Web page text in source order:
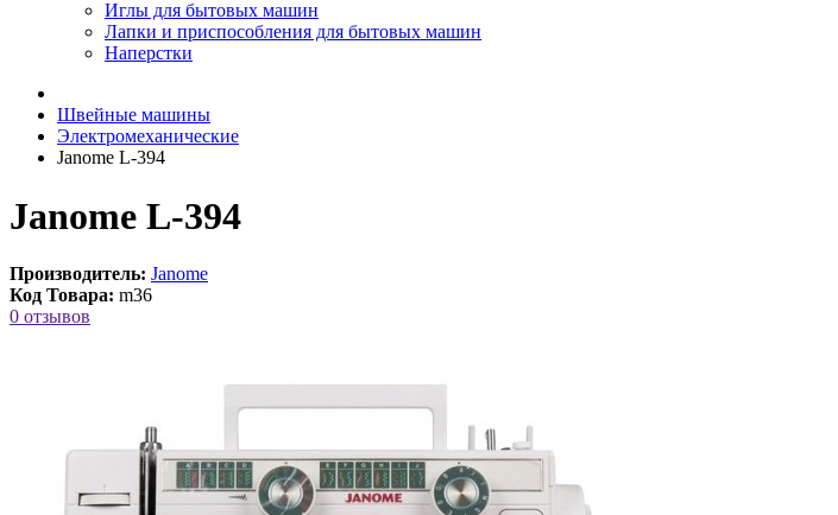
Иглы для бытовых машин
Лапки и приспособления для бытовых машин
Наперстки
Швейные машины
Электромеханические
Janome L-394
Janome L-394
Производитель: Janome
Код Товара: m36
0 отзывов